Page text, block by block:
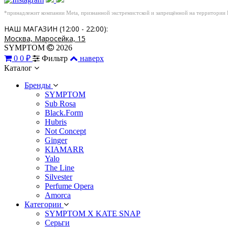
*принадлежит компании Meta, признанной экстремистской и запрещённой на
НАШ МАГАЗИН (12:00 - 22:00):
Москва, Маросейка, 15
SYMPTOM
2026
0 0 ₽ Фильтр
наверх
Каталог
Бренды
SYMPTOM
Sub Rosa
Black.Form
Hubris
Not Concept
Ginger
KIAMARR
Yalo
The Line
Silvester
Perfume Opera
Amorca
Категории
SYMPTOM X KATE SNAP
Серьги